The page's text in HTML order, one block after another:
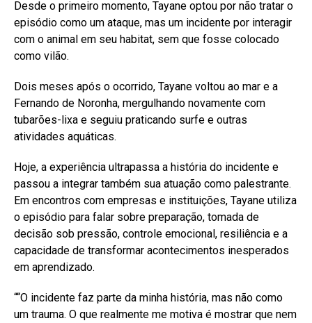
Desde o primeiro momento, Tayane optou por não tratar o
episódio como um ataque, mas um incidente por interagir
com o animal em seu habitat, sem que fosse colocado
como vilão.
Dois meses após o ocorrido, Tayane voltou ao mar e a
Fernando de Noronha, mergulhando novamente com
tubarões-lixa e seguiu praticando surfe e outras
atividades aquáticas.
Hoje, a experiência ultrapassa a história do incidente e
passou a integrar também sua atuação como palestrante.
Em encontros com empresas e instituições, Tayane utiliza
o episódio para falar sobre preparação, tomada de
decisão sob pressão, controle emocional, resiliência e a
capacidade de transformar acontecimentos inesperados
em aprendizado.
““O incidente faz parte da minha história, mas não como
um trauma. O que realmente me motiva é mostrar que nem